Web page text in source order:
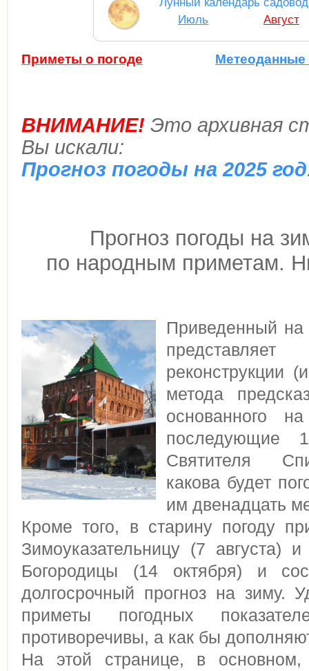
Июль
Август
Приметы о погоде Метеоданные
ВНИМАНИЕ! Это архивная
Вы искали:
Прогноз погоды на 2025 год
Прогноз погоды на
по народным приметам.
Приведенный на
реконструкции
метода
основанного
последующие
Святителя
какова будет
им двенадцать
Кроме того, в старину погоду
Зимоуказательницу (7 августа)
Богородицы (14 октября) и
долгосрочный прогноз на зиму.
приметы погодных
противоречивы, а как бы
На этой странице, в основном,